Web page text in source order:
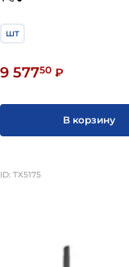
шт
9 57750 ₽
В корзину
ID: ТХ5175